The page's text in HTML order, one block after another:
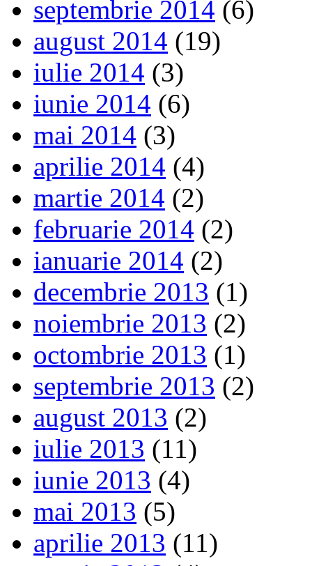
septembrie 2014 (6)
august 2014 (19)
iulie 2014 (3)
iunie 2014 (6)
mai 2014 (3)
aprilie 2014 (4)
martie 2014 (2)
februarie 2014 (2)
ianuarie 2014 (2)
decembrie 2013 (1)
noiembrie 2013 (2)
octombrie 2013 (1)
septembrie 2013 (2)
august 2013 (2)
iulie 2013 (11)
iunie 2013 (4)
mai 2013 (5)
aprilie 2013 (11)